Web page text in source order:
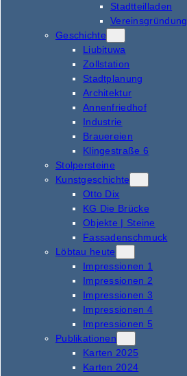
Stadtteilladen
Vereinsgründung
Geschichte
Liubituwa
Zollstation
Stadtplanung
Architektur
Annenfriedhof
Industrie
Brauereien
Klingestraße 6
Stolpersteine
Kunstgeschichte
Otto Dix
KG Die Brücke
Objekte | Steine
Fassadenschmuck
Löbtau heute
Impressionen 1
Impressionen 2
Impressionen 3
Impressionen 4
Impressionen 5
Publikationen
Karten 2025
Karten 2024